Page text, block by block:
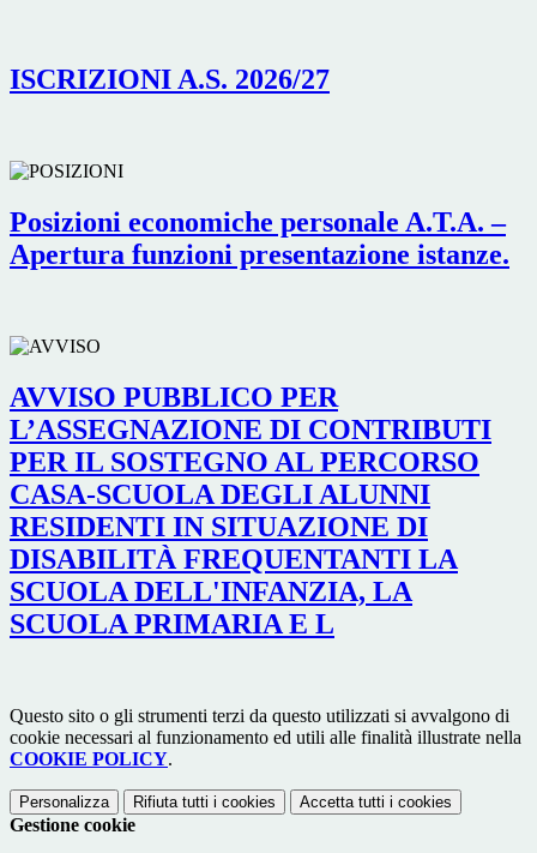
ISCRIZIONI A.S. 2026/27
Posizioni economiche personale A.T.A. –
Apertura funzioni presentazione istanze.
AVVISO PUBBLICO PER
L’ASSEGNAZIONE DI CONTRIBUTI
PER IL SOSTEGNO AL PERCORSO
CASA-SCUOLA DEGLI ALUNNI
RESIDENTI IN SITUAZIONE DI
DISABILITÀ FREQUENTANTI LA
SCUOLA DELL'INFANZIA, LA
SCUOLA PRIMARIA E L
Questo sito o gli strumenti terzi da questo utilizzati si avvalgono di
cookie necessari al funzionamento ed utili alle finalità illustrate nella
COOKIE POLICY.
Personalizza Rifiuta tutti i cookies Accetta tutti i cookies
Gestione cookie